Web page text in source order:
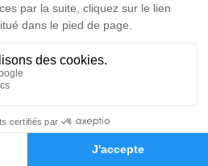
Hommages
Je rends hommage
Je rends hommage